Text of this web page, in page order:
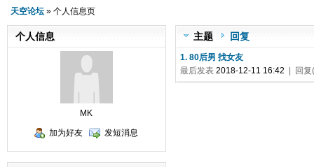
天空论坛 » 个人信息页
主题 回复
1. 80后男 找女友
最后发表2018-12-11 16:42 | 回
个人信息
MK
加为好友
发短消息